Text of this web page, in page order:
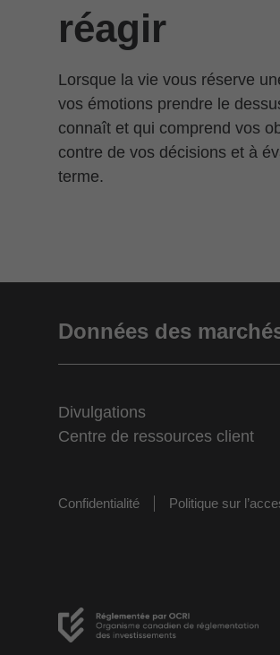
réagir
Lorsque la vie vous réserve
vos émotions prendre le
connaît et qui comprend vos
contre de vos décisions et à
terme.
Données des
Divulgations
Centre de ressources client
Confidentialité Politique sur